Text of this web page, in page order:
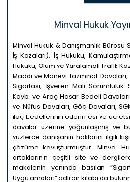
Minval Hukuk
Minval Hukuk & Danışmanlık Bürosu
İş Kazaları), İş Hukuku,
Hukuku, Ölüm ve Yaralamalı Trafik
Maddi ve Manevi Tazminat Davaları,
Sigortası, İşveren Mali Sorumluluk
Kaybı ve Araç Hasar Bedeli
ve Nüfus Davaları, Göç Davaları,
ilaç bedellerinin ödenmesi ve
davalar üzerine yoğunlaşmış ve
yüzlerce danışanın haklarını ilgili
çözüme kavuşturmuştur. Minval
ortaklarının çeşitli site ve
makalenin yanında basılan
Uygulamaları” adlı bir kitabı da